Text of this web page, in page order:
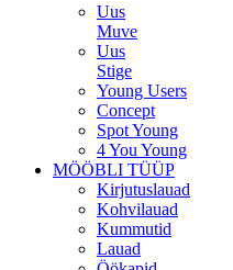
Uus
Muve
Uus
Stige
Young Users
Concept
Spot Young
4 You Young
MÖÖBLI TÜÜP
Kirjutuslauad
Kohvilauad
Kummutid
Lauad